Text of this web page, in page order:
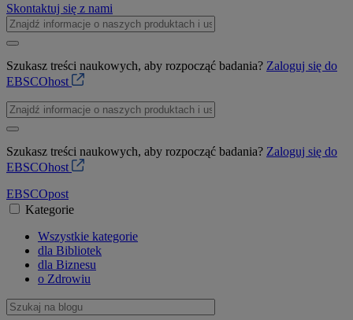
Skontaktuj się z nami
Szukasz treści naukowych, aby rozpocząć badania? Zaloguj się do
EBSCOhost
Szukasz treści naukowych, aby rozpocząć badania? Zaloguj się do
EBSCOhost
EBSCOpost
Kategorie
Wszystkie kategorie
dla Bibliotek
dla Biznesu
o Zdrowiu